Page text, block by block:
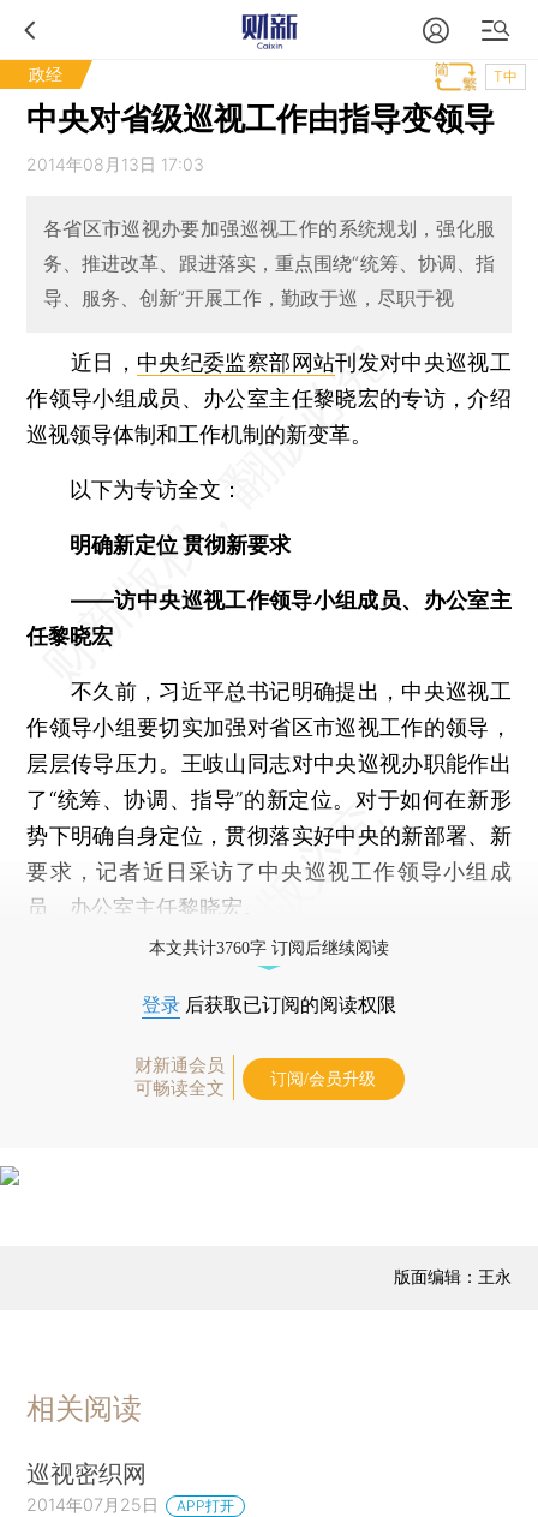
政经 T中
中央对省级巡视工作由指导变领导
2014年08月13日 17:03
各省区市巡视办要加强巡视工作的系统规划，强化服
务、推进改革、跟进落实，重点围绕“统筹、协调、指
导、服务、创新”开展工作，勤政于巡，尽职于视
近日， 中央纪委监察部网站刊发对中央巡视工
作领导小组成员、办公室主任黎晓宏的专访，介绍
巡视领导体制和工作机制的新变革。
以下为专访全文：
明确新定位 贯彻新要求
——访中央巡视工作领导小组成员、办公室主
任黎晓宏
不久前，习近平总书记明确提出，中央巡视工
作领导小组要切实加强对省区市巡视工作的领导，
层层传导压力。王岐山同志对中央巡视办职能作出
了“统筹、协调、指导”的新定位。对于如何在新形
势下明确自身定位，贯彻落实好中央的新部署、新
要求，记者近日采访了中央巡视工作领导小组成
员、办公室主任黎晓宏。
本文共计3760字 订阅后继续阅读
登录 后获取已订阅的阅读权限
财新通会员
可畅读全文
订阅/会员升级
版面编辑：王永
相关阅读
巡视密织网
2014年07月25日 APP打开